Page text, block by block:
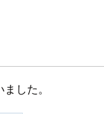
した。